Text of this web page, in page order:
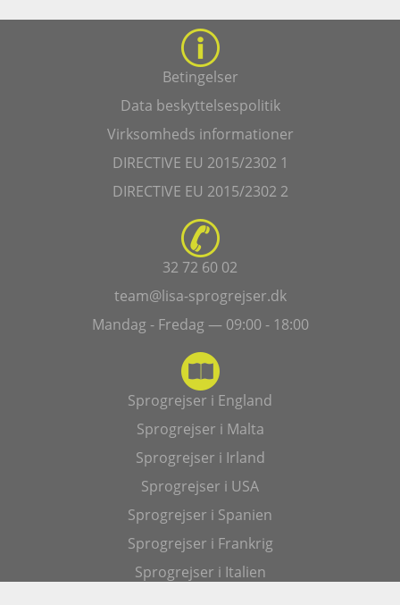
Betingelser
Data beskyttelsespolitik
Virksomheds informationer
DIRECTIVE EU 2015/2302 1
DIRECTIVE EU 2015/2302 2
32 72 60 02
team@lisa-sprogrejser.dk
Mandag - Fredag — 09:00 - 18:00
Sprogrejser i England
Sprogrejser i Malta
Sprogrejser i Irland
Sprogrejser i USA
Sprogrejser i Spanien
Sprogrejser i Frankrig
Sprogrejser i Italien